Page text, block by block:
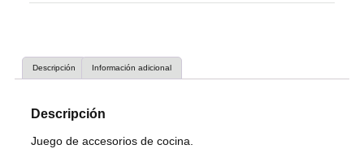
Descripción Información adicional
Descripción
Juego de accesorios de cocina.